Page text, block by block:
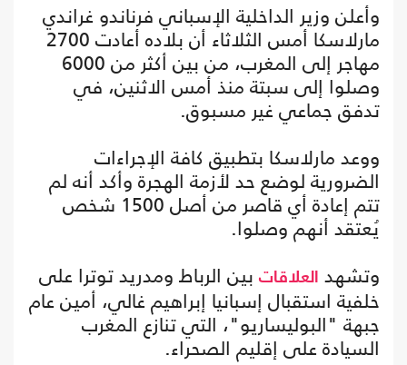
وأعلن وزير الداخلية الإسباني فرناندو غراندي
مارلاسكا أمس الثلاثاء أن بلاده أعادت 2700
مهاجر إلى المغرب، من بين أكثر من 6000
وصلوا إلى سبتة منذ أمس الاثنين، في
تدفق جماعي غير مسبوق.
ووعد مارلاسكا بتطبيق كافة الإجراءات
الضرورية لوضع حد لأزمة الهجرة وأكد أنه لم
تتم إعادة أي قاصر من أصل 1500 شخص
يُعتقد أنهم وصلوا.
وتشهد
العلاقات بين الرباط ومدريد توترا على
خلفية استقبال إسبانيا إبراهيم غالي، أمين عام
جبهة "البوليساريو"، التي تنازع المغرب
السيادة على إقليم الصحراء.